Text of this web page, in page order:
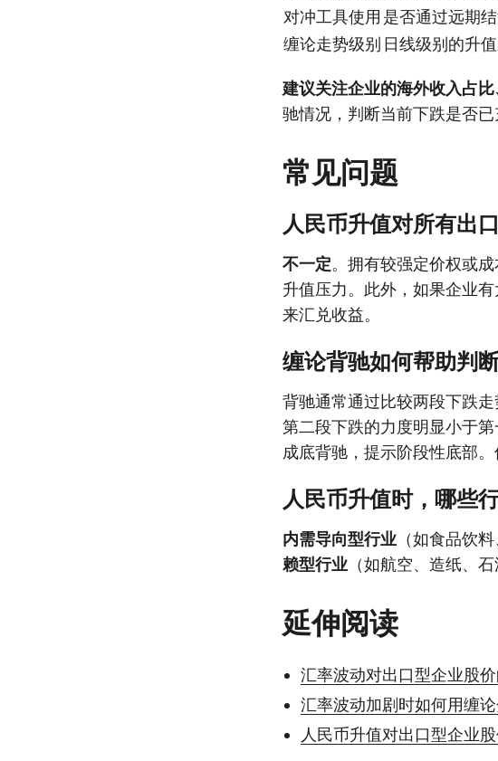
对冲工具使用 是否通过远期
缠论走势级别 日线级别的升
建议关注企业的海外收入占
驰情况，判断当前下跌是否已
常见问题
人民币升值对所有出
不一定。拥有较强定价权或
升值压力。此外，如果企业
来汇兑收益。
缠论背驰如何帮助判
背驰通常通过比较两段下跌
第二段下跌的力度明显小于
成底背驰，提示阶段性底部。
人民币升值时，哪些
内需导向型行业 （如食品饮
赖型行业 （如航空、造纸、
延伸阅读
汇率波动对出口型企业股
汇率波动加剧时如何用缠
人民币升值对出口型企业